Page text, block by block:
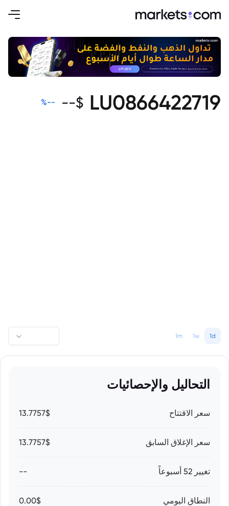
LU0866422719
$
--
--
%
1d
1w
1m
التحاليل والإحصائيات
سعر الاقتتاح 13.7757$
سعر الإغلاق السابق 13.7757$
تغيير 52 أسبوعاً --
النطاق اليومي 0.00$